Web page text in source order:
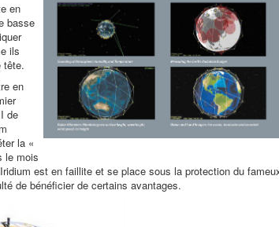
en
basse
ils
tête.
en
de
la «
le mois
est en faillite et se place sous la protection du
de bénéficier de certains avantages.